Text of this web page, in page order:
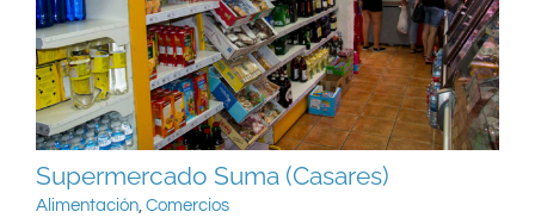
Supermercado Suma (Casares)
Alimentación, Comercios